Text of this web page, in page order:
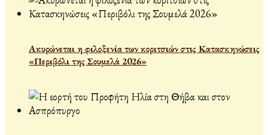
Ακυρώνεται η φιλοξενία των κοριτσιών στις Κατασκηνώσεις
«Περιβόλι της Σουμελά 2026»